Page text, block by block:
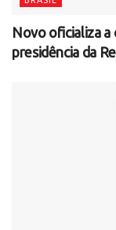
Novo oficializa a
presidência da